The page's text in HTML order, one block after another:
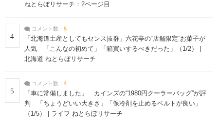
ねとらぼリサーチ：2ページ目
4
コメント数： 5
「北海道土産としてもセンス抜群」六花亭の“店舗限定”お菓子が
人気 「こんなの初めて」「箱買いするべきだった」（1/2） |
北海道 ねとらぼリサーチ
5
コメント数： 4
「車に常備しました」 カインズの“1980円クーラーバッグ”が評
判 「ちょうどいい大きさ」「保冷剤を止めるベルトが良い」
（1/5） | ライフ ねとらぼリサーチ